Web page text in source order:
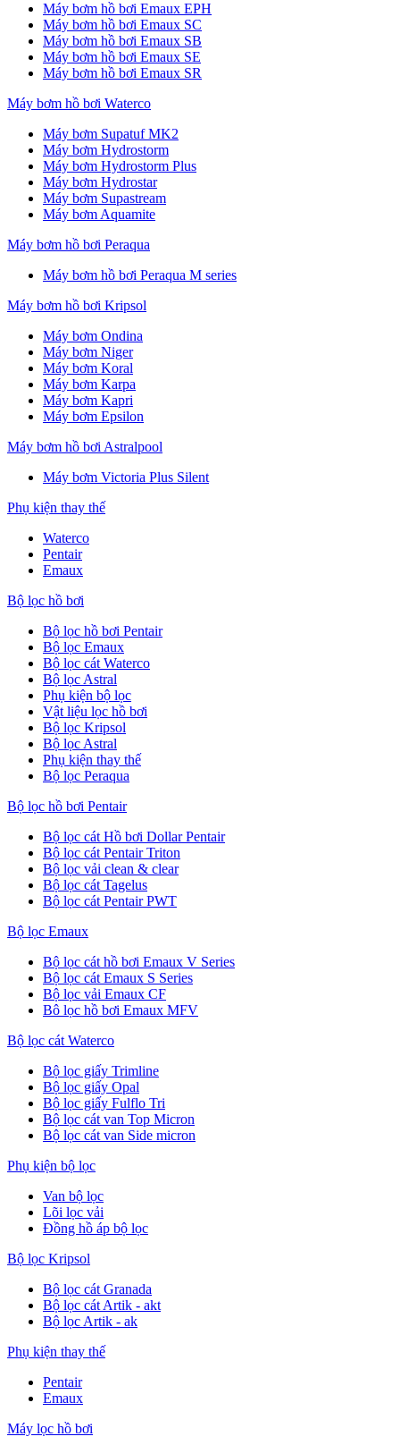
Máy bơm hồ bơi Emaux EPH
Máy bơm hồ bơi Emaux SC
Máy bơm hồ bơi Emaux SB
Máy bơm hồ bơi Emaux SE
Máy bơm hồ bơi Emaux SR
Máy bơm hồ bơi Waterco
Máy bơm Supatuf MK2
Máy bơm Hydrostorm
Máy bơm Hydrostorm Plus
Máy bơm Hydrostar
Máy bơm Supastream
Máy bơm Aquamite
Máy bơm hồ bơi Peraqua
Máy bơm hồ bơi Peraqua M series
Máy bơm hồ bơi Kripsol
Máy bơm Ondina
Máy bơm Niger
Máy bơm Koral
Máy bơm Karpa
Máy bơm Kapri
Máy bơm Epsilon
Máy bơm hồ bơi Astralpool
Máy bơm Victoria Plus Silent
Phụ kiện thay thế
Waterco
Pentair
Emaux
Bộ lọc hồ bơi
Bộ lọc hồ bơi Pentair
Bộ lọc Emaux
Bộ lọc cát Waterco
Bộ lọc Astral
Phụ kiện bộ lọc
Vật liệu lọc hồ bơi
Bộ lọc Kripsol
Bộ lọc Astral
Phụ kiện thay thế
Bộ lọc Peraqua
Bộ lọc hồ bơi Pentair
Bộ lọc cát Hồ bơi Dollar Pentair
Bộ lọc cát Pentair Triton
Bộ lọc vải clean & clear
Bộ lọc cát Tagelus
Bộ lọc cát Pentair PWT
Bộ lọc Emaux
Bộ lọc cát hồ bơi Emaux V Series
Bộ lọc cát Emaux S Series
Bộ lọc vải Emaux CF
Bô lọc hồ bơi Emaux MFV
Bộ lọc cát Waterco
Bộ lọc giấy Trimline
Bộ lọc giấy Opal
Bộ lọc giấy Fulflo Tri
Bộ lọc cát van Top Micron
Bộ lọc cát van Side micron
Phụ kiện bộ lọc
Van bộ lọc
Lõi lọc vải
Đồng hồ áp bộ lọc
Bộ lọc Kripsol
Bộ lọc cát Granada
Bộ lọc cát Artik - akt
Bộ lọc Artik - ak
Phụ kiện thay thế
Pentair
Emaux
Máy lọc hồ bơi